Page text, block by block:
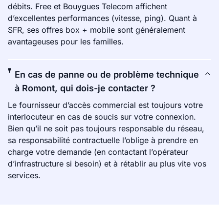
débits. Free et Bouygues Telecom affichent
d’excellentes performances (vitesse, ping). Quant à
SFR, ses offres box + mobile sont généralement
avantageuses pour les familles.
En cas de panne ou de problème technique
à Romont, qui dois-je contacter ?
Le fournisseur d’accès commercial est toujours votre
interlocuteur en cas de soucis sur votre connexion.
Bien qu’il ne soit pas toujours responsable du réseau,
sa responsabilité contractuelle l’oblige à prendre en
charge votre demande (en contactant l’opérateur
d’infrastructure si besoin) et à rétablir au plus vite vos
services.